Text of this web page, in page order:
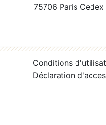
75706 Paris Cedex
Conditions
Déclaration